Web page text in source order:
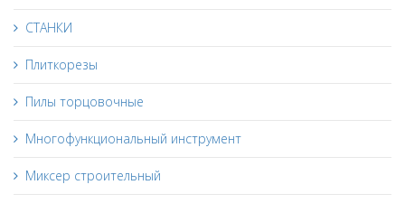
СТАНКИ
Плиткорезы
Пилы торцовочные
Многофункциональный инструмент
Миксер строительный